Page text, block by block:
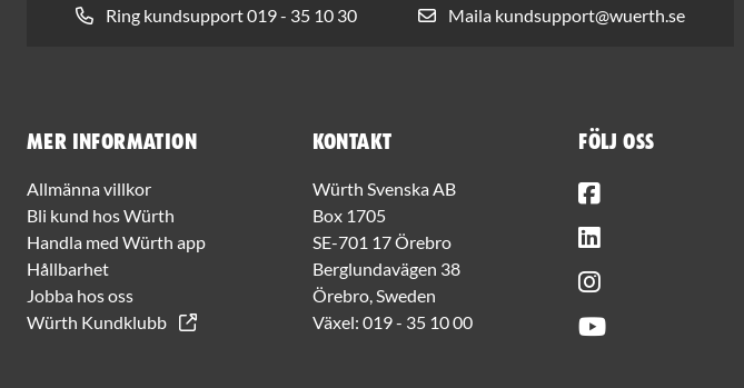
Ring kundsupport 019 - 35 10 30 Maila kundsupport@wuerth.se
Mer information
Allmänna villkor
Bli kund hos Würth
Handla med Würth app
Hållbarhet
Jobba hos oss
Würth Kundklubb
Kontakt
Würth Svenska AB
Box 1705
SE-701 17 Örebro
Berglundavägen 38
Örebro, Sweden
Växel: 019 - 35 10 00
Följ oss